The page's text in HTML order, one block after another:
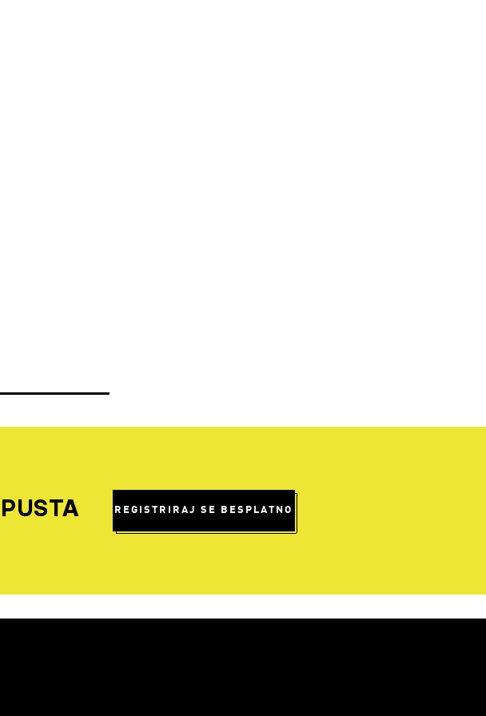
REGISTRIRAJ SE BESPLATNO